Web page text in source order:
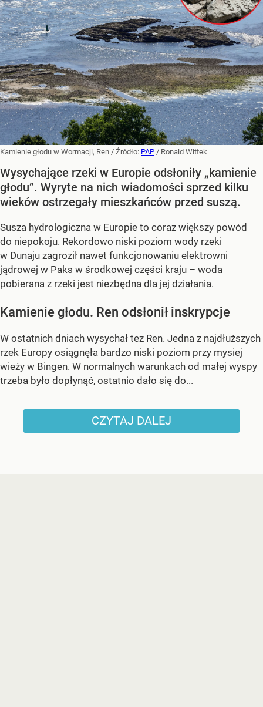
Kamienie głodu w Wormacji, Ren / Źródło: PAP / Ronald Wittek
Wysychające rzeki w Europie odsłoniły „kamienie
głodu”. Wyryte na nich wiadomości sprzed kilku
wieków ostrzegały mieszkańców przed suszą.
Susza hydrologiczna w Europie to coraz większy powód
do niepokoju. Rekordowo niski poziom wody rzeki
w Dunaju zagroził nawet funkcjonowaniu elektrowni
jądrowej w Paks w środkowej części kraju – woda
pobierana z rzeki jest niezbędna dla jej działania.
Kamienie głodu. Ren odsłonił inskrypcje
W ostatnich dniach wysychał tez Ren. Jedna z najdłuższych
rzek Europy osiągnęła bardzo niski poziom przy mysiej
wieży w Bingen. W normalnych warunkach od małej wyspy
trzeba było dopłynąć, ostatnio dało się do...
CZYTAJ DALEJ